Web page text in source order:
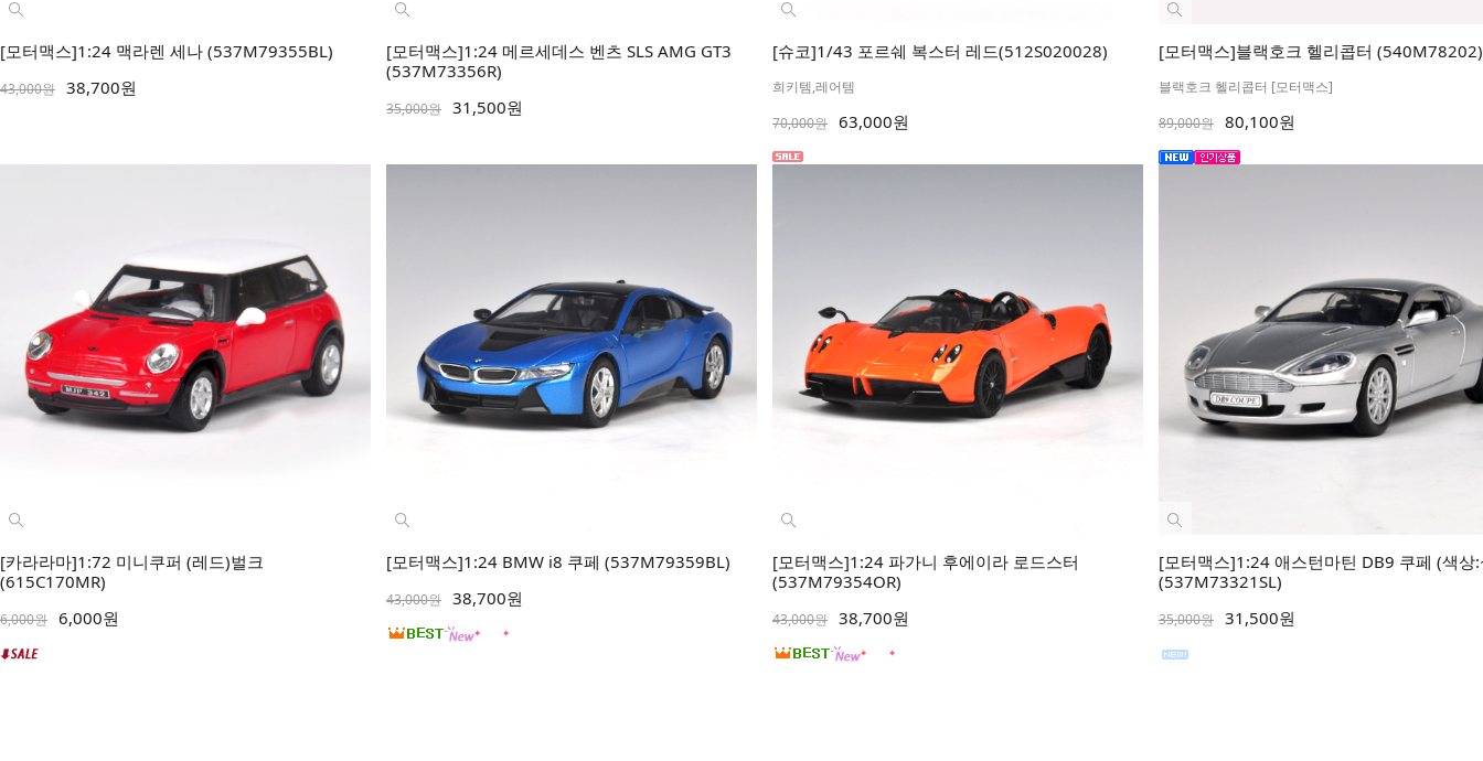
[모터맥스]1:24 맥라렌 세나 (537M79355BL)
43,000원 38,700원
[모터맥스]1:24 메르세데스 벤츠 SLS AMG GT3
(537M73356R)
35,000원 31,500원
[슈코]1/43 포르쉐 복스터 레드(512S020028)
희키템,레어템
70,000원 63,000원
[모터맥스]블랙호크 헬리콥터 (540M78202)
블랙호크 헬리콥터 [모터맥스]
89,000원 80,100원
[카라라마]1:72 미니쿠퍼 (레드)벌크
(615C170MR)
6,000원 6,000원
[모터맥스]1:24 BMW i8 쿠페 (537M79359BL)
43,000원 38,700원
[모터맥스]1:24 파가니 후에이라 로드스터
(537M79354OR)
43,000원 38,700원
[모터맥스]1:24 애스턴마틴 DB9 쿠페 (색상
(537M73321SL)
35,000원 31,500원